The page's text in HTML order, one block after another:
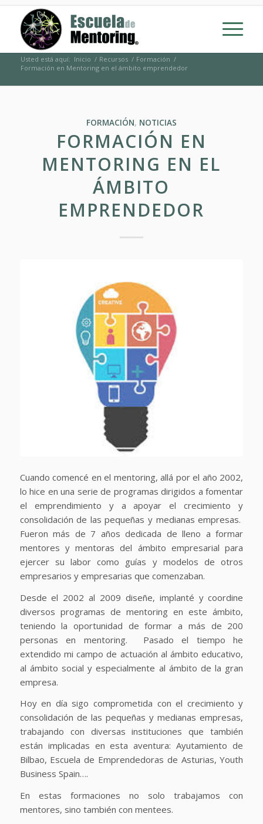
Usted está aquí: Inicio / Recursos / Formación /
Formación en Mentoring en el ámbito emprendedor
FORMACIÓN, NOTICIAS
FORMACIÓN EN
MENTORING EN EL
ÁMBITO
EMPRENDEDOR
Cuando comencé en el mentoring, allá por el año 2002,
lo hice en una serie de programas dirigidos a fomentar
el emprendimiento y a apoyar el crecimiento y
consolidación de las pequeñas y medianas empresas.
Fueron más de 7 años dedicada de lleno a formar
mentores y mentoras del ámbito empresarial para
ejercer su labor como guías y modelos de otros
empresarios y empresarias que comenzaban.
Desde el 2002 al 2009 diseñe, implanté y coordine
diversos programas de mentoring en este ámbito,
teniendo la oportunidad de formar a más de 200
personas en mentoring. Pasado el tiempo he
extendido mi campo de actuación al ámbito educativo,
al ámbito social y especialmente al ámbito de la gran
empresa.
Hoy en día sigo comprometida con el crecimiento y
consolidación de las pequeñas y medianas empresas,
trabajando con diversas instituciones que también
están implicadas en esta aventura: Ayutamiento de
Bilbao, Escuela de Emprendedoras de Asturias, Youth
Business Spain….
En estas formaciones no solo trabajamos con
mentores, sino también con mentees.